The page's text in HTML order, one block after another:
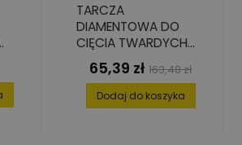
TARCZA
DIAMENTOWA DO
CIĘCIA TWARDYCH
MATERIAŁÓW TURBO
PRO, 150 MM X 22.2
MM X 2.4 MM X 8 MM
Cena
65,39 zł Cena
podstawowa
163,48 zł
Dodaj do koszyka